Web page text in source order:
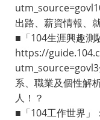
出路、薪資情報、
■「104生涯興趣測
https://
系、職業及個性解
人！？
■「104工作世界